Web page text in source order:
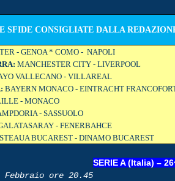
SFIDE CONSIGLIATE DALLA
- GENOA * COMO - NAPOLI
MANCHESTER CITY - LIVERPOOL
VALLECANO - VILLAREAL
BAYERN MONACO - EINTRACHT
- MONACO
- SASSUOLO
- FENERBAHCE
STEAUA BUCAREST - DINAMO BUCAREST
SERIE A (Italia) – 26
Febbraio ore 20.45